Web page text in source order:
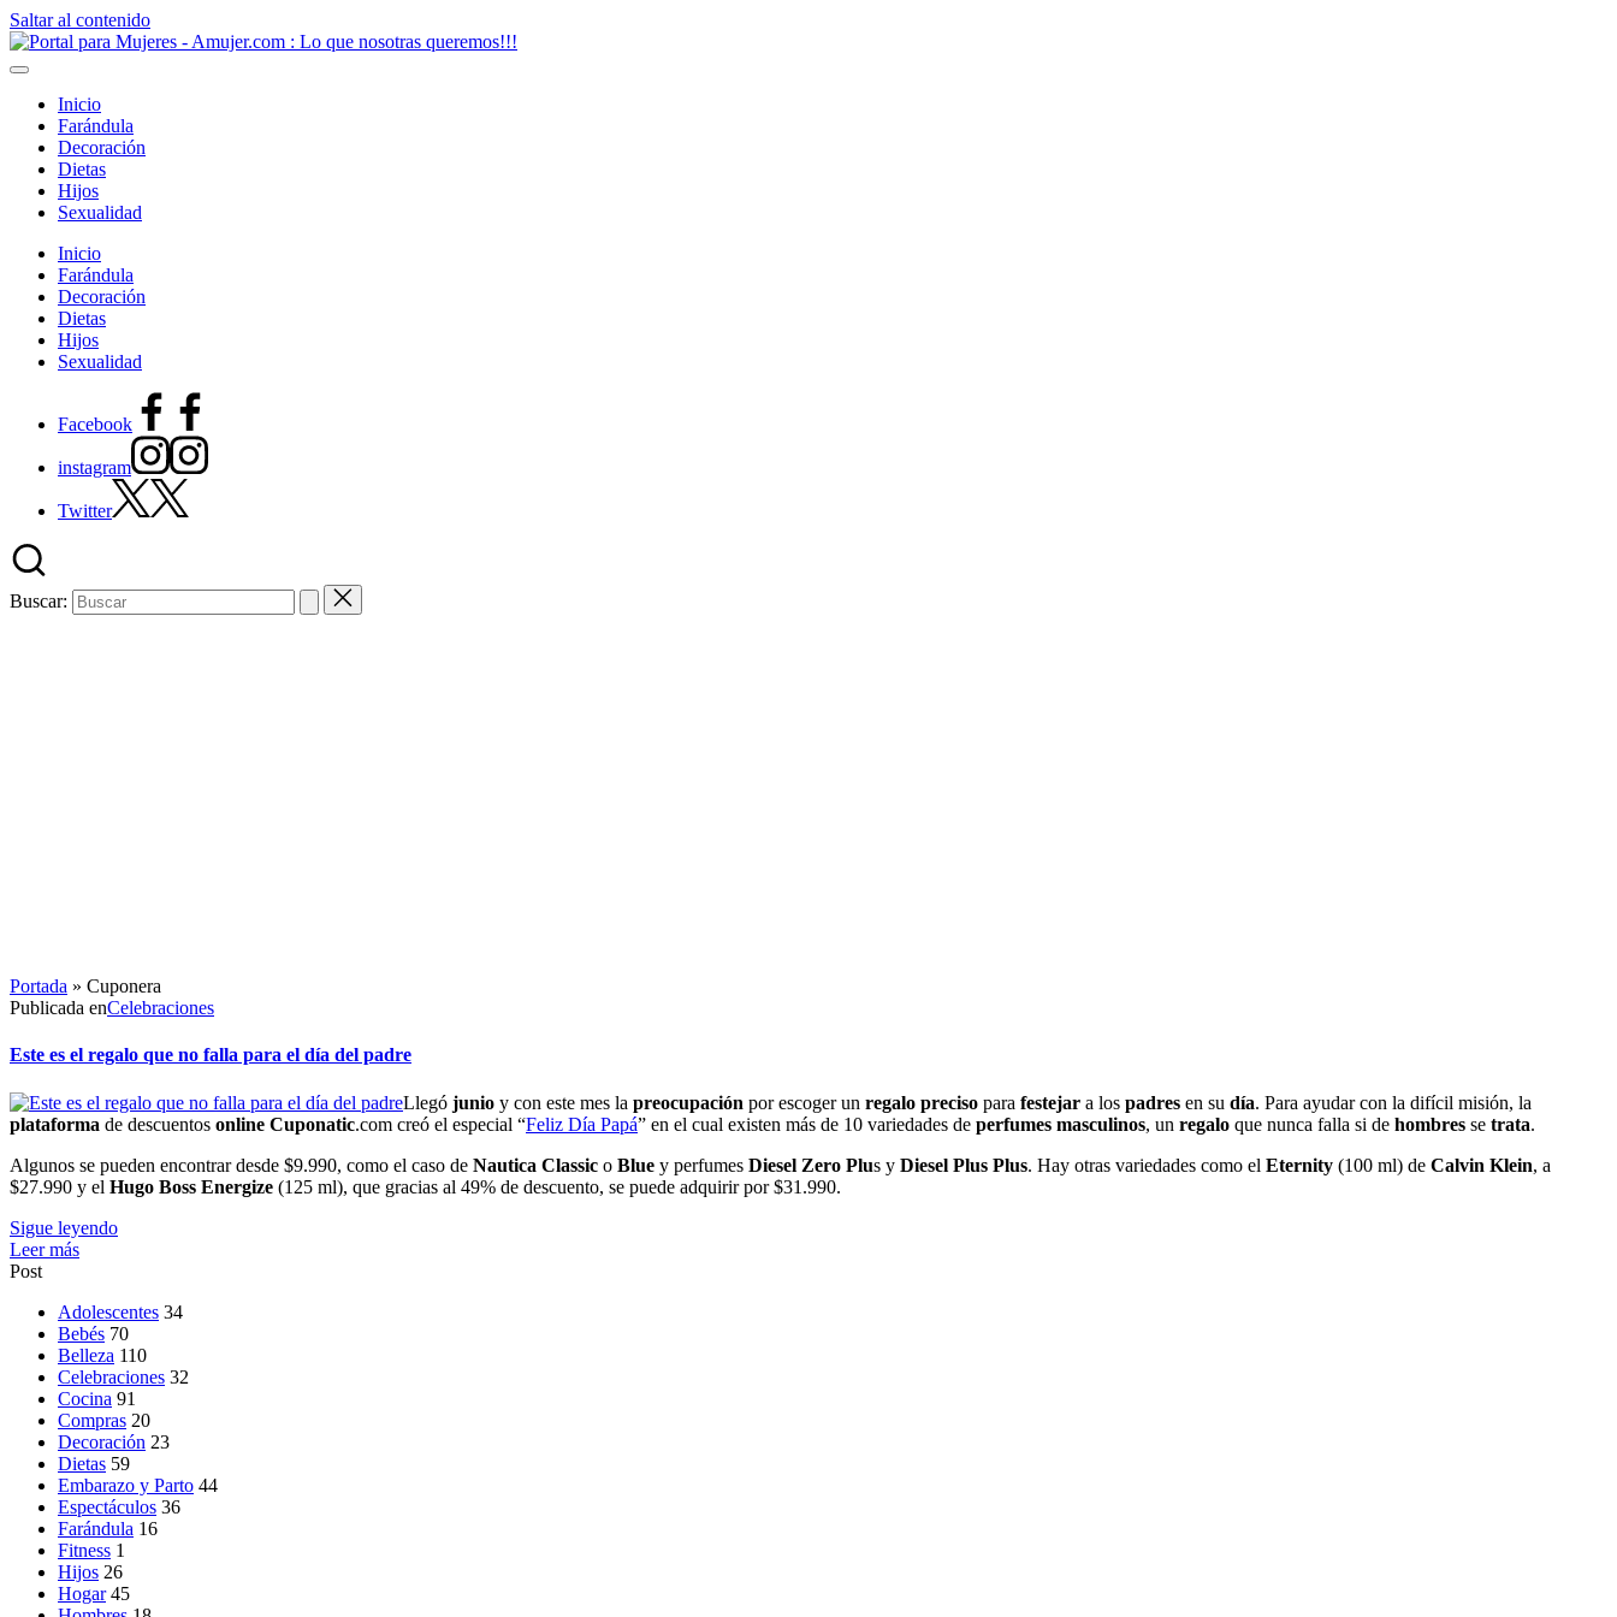
Saltar al contenido
Inicio
Farándula
Decoración
Dietas
Hijos
Sexualidad
Inicio
Farándula
Decoración
Dietas
Hijos
Sexualidad
Facebook
instagram
Twitter
Buscar:
Portada » Cuponera
Publicada enCelebraciones
Este es el regalo que no falla para el día del padre
Llegó junio y con este mes la preocupación por escoger un regalo preciso para festejar a los padres en su día. Para ayudar con la difícil misión, la
plataforma de descuentos online Cuponatic.com creó el especial “Feliz Día Papá” en el cual existen más de 10 variedades de perfumes masculinos, un regalo que nunca falla si de hombres se trata.
Algunos se pueden encontrar desde $9.990, como el caso de Nautica Classic o Blue y perfumes Diesel Zero Plus y Diesel Plus Plus. Hay otras variedades como el Eternity (100 ml) de Calvin Klein, a
$27.990 y el Hugo Boss Energize (125 ml), que gracias al 49% de descuento, se puede adquirir por $31.990.
Sigue leyendo
Leer más
Post
Adolescentes 34
Bebés 70
Belleza 110
Celebraciones 32
Cocina 91
Compras 20
Decoración 23
Dietas 59
Embarazo y Parto 44
Espectáculos 36
Farándula 16
Fitness 1
Hijos 26
Hogar 45